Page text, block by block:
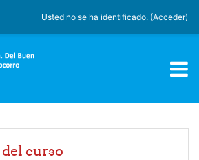
Usted no se ha identificado. (Acceder)
curso